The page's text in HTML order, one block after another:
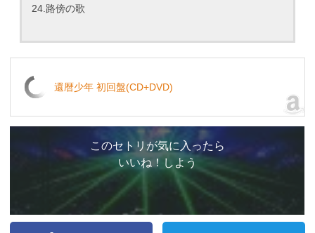
24.路傍の歌
還暦少年 初回盤(CD+DVD)
このセトリが気に入ったら
いいね！しよう